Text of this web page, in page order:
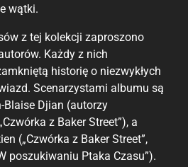
wątki.
z tej kolekcji zaproszono
Każdy z nich
historię o niezwykłych
Scenarzystami albumu są
Blaise Djian (autorzy
z Baker Street”), a
(„Czwórka z Baker Street”,
poszukiwaniu Ptaka Czasu”).